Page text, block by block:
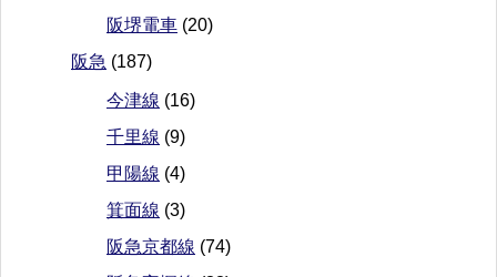
阪堺電車 (20)
阪急 (187)
今津線 (16)
千里線 (9)
甲陽線 (4)
箕面線 (3)
阪急京都線 (74)